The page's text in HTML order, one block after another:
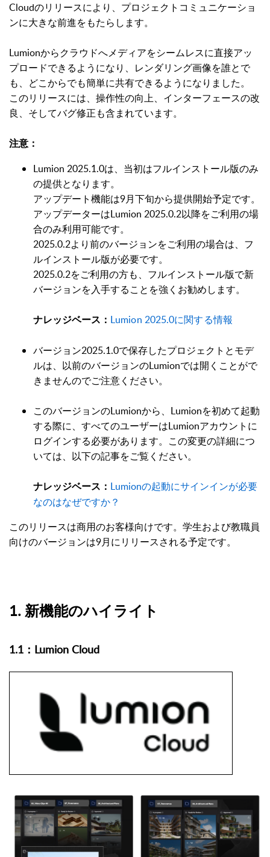
Cloudのリリースにより、プロジェクトコミュニケーショ
ンに大きな前進をもたらします。
Lumionからクラウドへメディアをシームレスに直接アッ
プロードできるようになり、レンダリング画像を誰とで
も、どこからでも簡単に共有できるようになりました。
このリリースには、操作性の向上、インターフェースの改
良、そしてバグ修正も含まれています。
注意：
Lumion 2025.1.0は、当初はフルインストール版のみ
の提供となります。
アップデート機能は9月下旬から提供開始予定です。
アップデーターはLumion 2025.0.2以降をご利用の場
合のみ利用可能です。
2025.0.2より前のバージョンをご利用の場合は、フ
ルインストール版が必要です。
2025.0.2をご利用の方も、フルインストール版で新
バージョンを入手することを強くお勧めします。
ナレッジベース： Lumion 2025.0に関する情報
バージョン2025.1.0で保存したプロジェクトとモデ
ルは、以前のバージョンのLumionでは開くことがで
きませんのでご注意ください。
このバージョンのLumionから、Lumionを初めて起動
する際に、すべてのユーザーはLumionアカウントに
ログインする必要があります。この変更の詳細につ
いては、以下の記事をご覧ください。
ナレッジベース： Lumionの起動にサインインが必要
なのはなぜですか？
このリリースは商用のお客様向けです。学生および教職員
向けのバージョンは9月にリリースされる予定です。
1. 新機能のハイライト
1.1：Lumion Cloud